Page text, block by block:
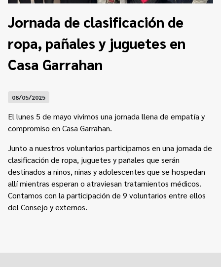
Convenios
Concursos
Acceso a la información Pública
Tenés Derechos
Plan de Gobierno Abierto en la Justicia
Recursos y Acceso a la Justicia
Repositorio de Datos Abiertos
Programa Educación en Derechos Humanos
Cuento con Derechos
Transparencia
Contacto
Jornada de clasificación de
ropa, pañales y juguetes en
Casa Garrahan
08/05/2025
El lunes 5 de mayo vivimos una jornada llena de empatía y
compromiso en Casa Garrahan.
Junto a nuestros voluntarios participamos en una jornada de
clasificación de ropa, juguetes y pañales que serán
destinados a niños, niñas y adolescentes que se hospedan
allí mientras esperan o atraviesan tratamientos médicos.
Contamos con la participación de 9 voluntarios entre ellos
del Consejo y externos.